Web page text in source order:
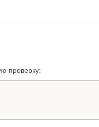
проверку: